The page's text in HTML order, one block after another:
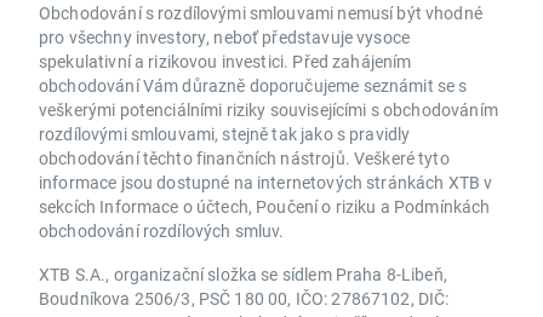
Obchodování s rozdílovými smlouvami nemusí být vhodné
pro všechny investory, neboť představuje vysoce
spekulativní a rizikovou investici. Před zahájením
obchodování Vám důrazně doporučujeme seznámit se s
veškerými potenciálními riziky souvisejícími s obchodováním
rozdílovými smlouvami, stejně tak jako s pravidly
obchodování těchto finančních nástrojů. Veškeré tyto
informace jsou dostupné na internetových stránkách XTB v
sekcích Informace o účtech, Poučení o riziku a Podmínkách
obchodování rozdílových smluv.
XTB S.A., organizační složka se sídlem Praha 8-Libeň,
Boudníkova 2506/3, PSČ 180 00, IČO: 27867102, DIČ: